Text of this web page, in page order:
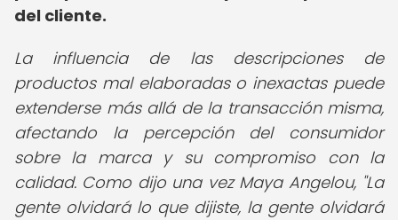
del cliente.
La influencia de las descripciones de
productos mal elaboradas o inexactas puede
extenderse más allá de la transacción misma,
afectando la percepción del consumidor
sobre la marca y su compromiso con la
calidad. Como dijo una vez Maya Angelou, "La
gente olvidará lo que dijiste, la gente olvidará